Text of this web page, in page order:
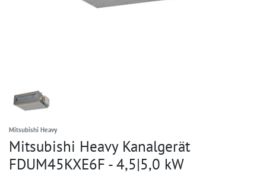
Mitsubishi Heavy
Mitsubishi Heavy Kanalgerät
FDUM45KXE6F - 4,5|5,0 kW